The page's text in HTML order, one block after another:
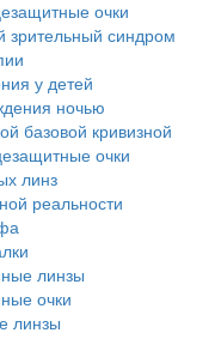
очки
зрительный синдром
у детей
ночью
базовой кривизной
очки
линз
реальности
линзы
очки
линзы